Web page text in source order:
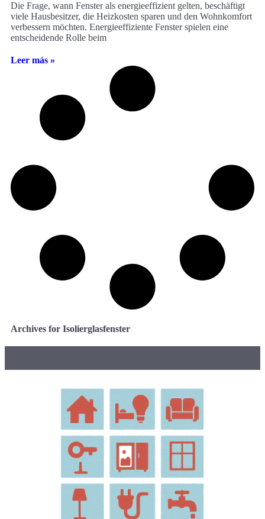
Die Frage, wann Fenster als energieeffizient gelten, beschäftigt
viele Hausbesitzer, die Heizkosten sparen und den Wohnkomfort
verbessern möchten. Energieeffiziente Fenster spielen eine
entscheidende Rolle beim
Leer más »
Archives for Isolierglasfenster